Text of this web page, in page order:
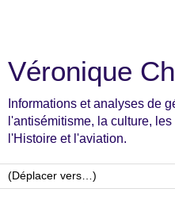
Véronique
Informations et analyses de
l'antisémitisme, la culture,
l'Histoire et l'aviation.